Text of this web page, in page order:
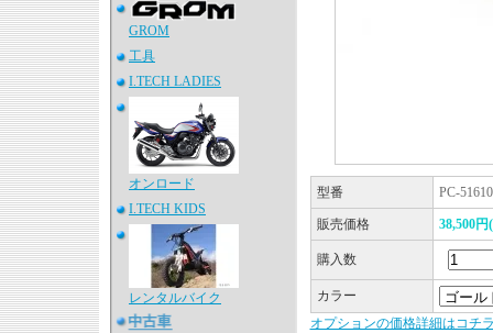
GROM
工具
I.TECH LADIES
オンロード
I.TECH KIDS
レンタルバイク
型番 PC-51610
販売価格 38,500円
購入数
カラー
オプションの価格詳細はコチ